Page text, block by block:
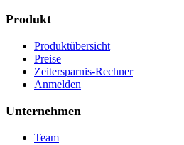
Produkt
Produktübersicht
Preise
Zeitersparnis-Rechner
Anmelden
Unternehmen
Team